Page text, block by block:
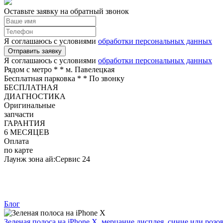
Оставьте заявку на обратный звонок
Я соглашаюсь с условиями обработки персональных данных
Отправить заявку
Я соглашаюсь с условиями обработки персональных данных
Рядом с метро * * м. Павелецкая
Бесплатная парковка * * По звонку
БЕСПЛАТНАЯ
ДИАГНОСТИКА
Оригинальные
запчасти
ГАРАНТИЯ
6 МЕСЯЦЕВ
Оплата
по карте
Лаунж зона ай:Сервис 24
Блог